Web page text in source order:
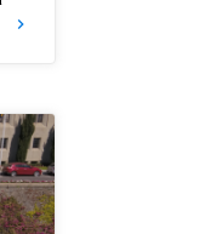
keyboard_arrow_right